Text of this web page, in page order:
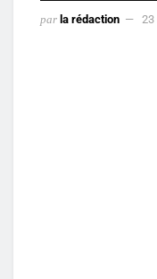
par la rédaction 23